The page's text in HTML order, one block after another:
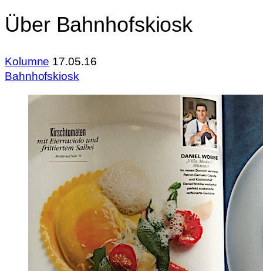
Über Bahnhofskiosk
Kolumne 17.05.16
Bahnhofskiosk